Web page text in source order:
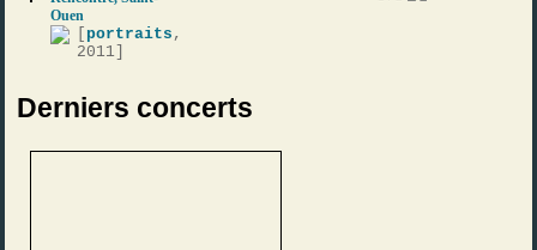
Ouen
portraits ,
2011]
Derniers concerts